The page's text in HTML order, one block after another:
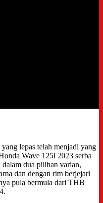
lepas telah menjadi yang
Wave 125i 2023 serba
dua pilihan varian,
dan dengan rim berjejari
pula bermula dari THB